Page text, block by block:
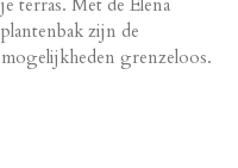
plantenbak zijn de
mogelijkheden grenzeloos.